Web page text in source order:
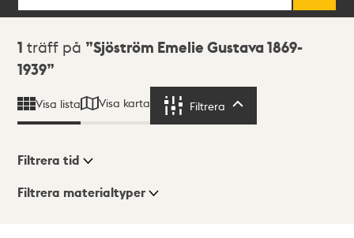
Sökresultat
1 träff på
Sjöström Emelie Gustava 1869-
1939
Visa lista Visa karta Filtrera
Visningsläge
Filtrera tid
Filtrera materialtyper